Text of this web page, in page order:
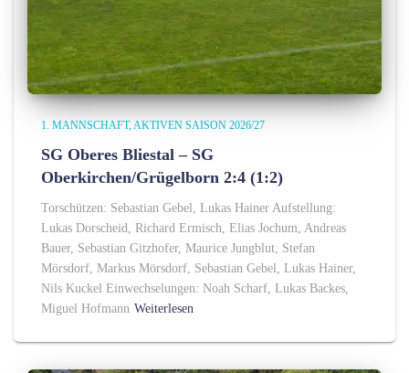
1. MANNSCHAFT AKTIVEN SAISON 2026/27
SG Oberes Bliestal – SG
Oberkirchen/Grügelborn 2:4 (1:2)
Torschützen: Sebastian Gebel, Lukas Hainer Aufstellung:
Lukas Dorscheid, Richard Ermisch, Elias Jochum, Andreas
Bauer, Sebastian Gitzhofer, Maurice Jungblut, Stefan
Mörsdorf, Markus Mörsdorf, Sebastian Gebel, Lukas Hainer,
Nils Kuckel Einwechselungen: Noah Scharf, Lukas Backes,
Miguel Hofmann Weiterlesen